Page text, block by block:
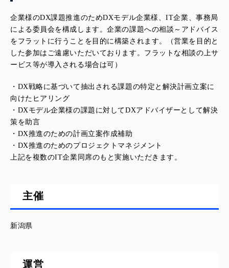
企業様のDX課題推進のためDXモデル企業様、IT企業、事務局
による委員会を構成します。企業の課題への相談～アドバイス
をフラットに行うことを目的に構築されます。
（営業を目的と
した参加はご遠慮いただいております。フラットな相談の上サ
ービス等が導入される場合は可）
・DX戦略に基づいて抽出される課題の特定と解決計画立案に
向けたヒアリング
・DXモデル企業様の課題に対してDXアドバイザーとして解決
策を助言
・DX推進のための計画立案作成補助
・DX推進のためのプロジェクトマネジメント
上記を複数のIT企業同席のもと実施いただきます。
主催
新潟県
運営